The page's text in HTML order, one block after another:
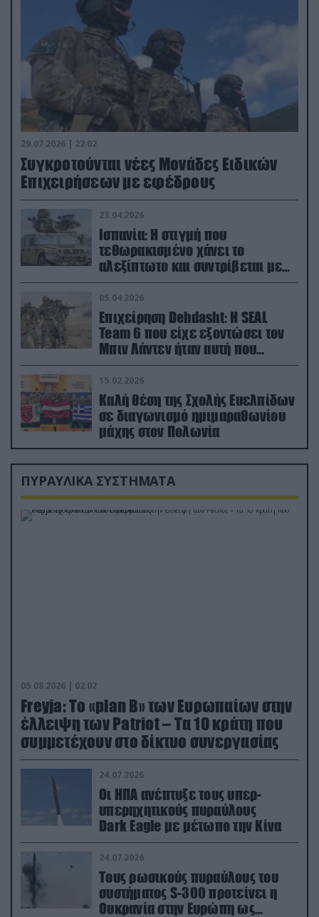
29.07.2026 | 22:02
Συγκροτούνται νέες Μονάδες Ειδικών
Επιχειρήσεων με εφέδρους
23.04.2026
Ισπανία: Η στιγμή που
τεθωρακισμένο χάνει το
αλεξίπτωτο και συντρίβεται με
ορμή στο έδαφος (βίντεο)
05.04.2026
Επιχείρηση Dehdasht: Η SEAL
Team 6 που είχε εξοντώσει τον
Μπιν Λάντεν ήταν αυτή που
διέσωσε τον πιλότο του F-15
15.02.2026
Καλή θέση της Σχολής Ευελπίδων
σε διαγωνισμό ημιμαραθωνίου
μάχης στον Πολωνία
ΠΥΡΑΥΛΙΚΑ ΣΥΣΤΗΜΑΤΑ
05.08.2026 | 02:02
Freyja: Το «plan Β» των Ευρωπαίων στην
έλλειψη των Patriot – Τα 10 κράτη που
συμμετέχουν στο δίκτυο συνεργασίας
24.07.2026
Οι ΗΠΑ ανέπτυξε τους υπερ-
υπερηχητικούς πυραύλους
Dark Eagle με μέτωπο την Κίνα
24.07.2026
Τους ρωσικούς πυραύλους του
συστήματος S-300 προτείνει η
Ουκρανία στην Ευρώπη ως